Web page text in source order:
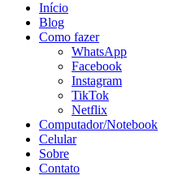
Início
Blog
Como fazer
WhatsApp
Facebook
Instagram
TikTok
Netflix
Computador/Notebook
Celular
Sobre
Contato